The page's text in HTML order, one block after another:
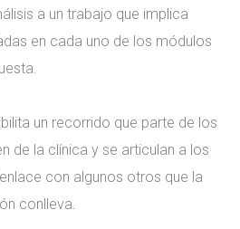
a un trabajo que implica
en cada uno de los módulos
un recorrido que parte de los
de la clínica y se articulan a los
con algunos otros que la
conlleva.